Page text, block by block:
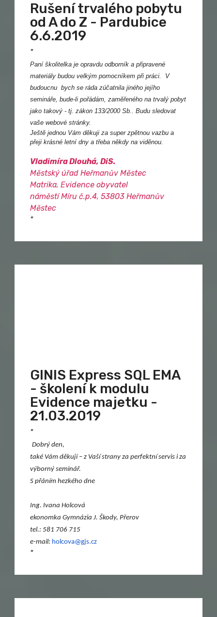
Rušení trvalého pobytu
od A do Z - Pardubice
6.6.2019
"
Paní školitelka je opravdu odborník a připravené
materiály budou velkým pomocníkem při práci. V
budoucnu bych se ráda zúčatnila jiného jejího
semináře, bude-li pořádám, zaměřeného na trvalý pobyt
jako takový - tj. zákon 133/2000 Sb.. Budu sledovat
vaše webové stránky.
Ještě jednou Vám děkuji za super zpětnou vazbu a
přeji krásné letní dny a třeba někdy na viděnou.
Vladimíra Dlouhá, DiS.
Městský úřad Heřmanův Městec
Matrika, Evidence obyvatel
náměstí Míru č.p.4, 53803 Heřmanův
Městec
"
GINIS Express SQL EMA
- školení k modulu
Evidence majetku -
21.03.2019
"
Dobrý den,
také Vám děkuji – z Vaší strany za perfektní servis i za
výborný seminář.
S přáním hezkého dne
Ing. Ivana Holcová
ekonomka Gymnázia J. Škody, Přerov
tel.: 581 706 715
e-mail: holcova@gjs.cz
"